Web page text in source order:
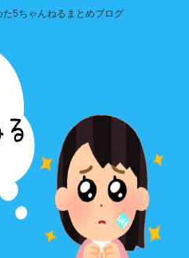
5ちゃんねるまとめブログ